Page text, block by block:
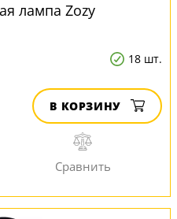
лампа Zozy
18 шт.
В КОРЗИНУ